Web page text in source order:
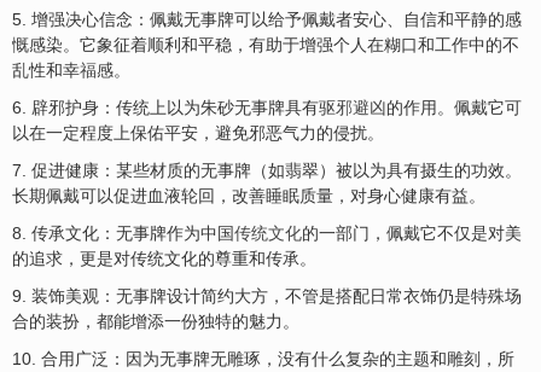
5. 增强决心信念：佩戴无事牌可以给予佩戴者安心、自信和平静的感
慨感染。它象征着顺利和平稳，有助于增强个人在糊口和工作中的不
乱性和幸福感。
6. 辟邪护身：传统上以为朱砂无事牌具有驱邪避凶的作用。佩戴它可
以在一定程度上保佑平安，避免邪恶气力的侵扰。
7. 促进健康：某些材质的无事牌（如翡翠）被以为具有摄生的功效。
长期佩戴可以促进血液轮回，改善睡眠质量，对身心健康有益。
8. 传承文化：无事牌作为中国传统文化的一部门，佩戴它不仅是对美
的追求，更是对传统文化的尊重和传承。
9. 装饰美观：无事牌设计简约大方，不管是搭配日常衣饰仍是特殊场
合的装扮，都能增添一份独特的魅力。
10. 合用广泛：因为无事牌无雕琢，没有什么复杂的主题和雕刻，所